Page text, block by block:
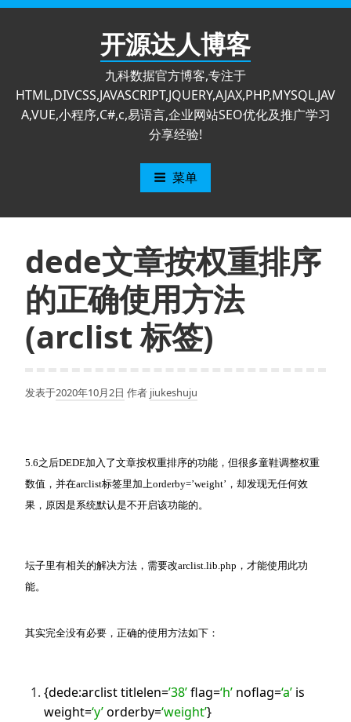
跳
开源达人博客
九科数据官方博客,专注于
HTML,DIVCSS,JAVASCRIPT,JQUERY,AJAX,PHP,MYSQL,JAV
A,VUE,小程序,C#,c,易语言,企业网站SEO优化及推广学习
分享经验!
菜单
dede文章按权重排序
的正确使用方法
(arclist 标签)
发表于2020年10月2日 作者 jiukeshuju
5.6之后DEDE加入了文章按权重排序的功能，但很多童鞋调整权重
数值，并在arclist标签里加上orderby=’weight’，却发现无任何效
果，原因是系统默认是不开启该功能的。
坛子里有相关的解决方法，需要改arclist.lib.php，才能使用此功
能。
其实完全没有必要，正确的使用方法如下：
{dede:arclist titlelen=’38’flag=‘h’ noflag=‘a’ is
weight=‘y’orderby=‘weight’}